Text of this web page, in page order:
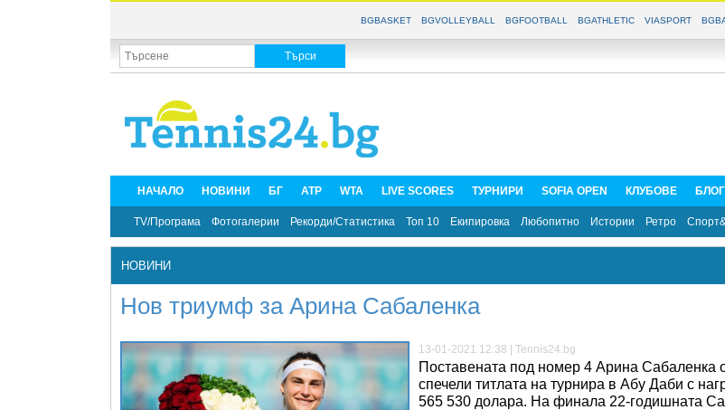
BGBASKET BGVOLLEYBALL BGFOOTBALL BGATHLETIC VIASPORT
НАЧАЛО НОВИНИ БГ ATP WTA LIVE SCORES ТУРНИРИ SOFIA OPEN КЛУБОВЕ БЛОГ
TV/Програма Фотогалерии Рекорди/Статистика Топ 10 Екипировка Любопитно Истории Ретро
НОВИНИ
Нов триумф за Арина Сабаленка
13-01-2021 12:38 | Tennis24.bg
Поставената под номер 4 Арина Сабаленка
спечели титлата на турнира в Абу Даби с
565 530 долара. На финала 22-годишната